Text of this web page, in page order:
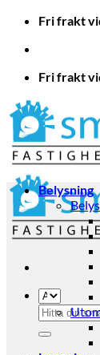
Skip
content
Fri frakt
Fri frakt
Sök
efter:
Belysning